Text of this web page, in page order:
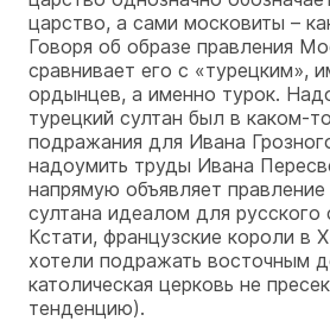
царство, а сами московиты –
Говоря об образе правления
сравнивает его с «турецким»,
ордынцев, а именно турок.
турецкий султан был в каком-
подражания для Ивана
надоумить труды Ивана
напрямую объявляет правление
султана идеалом для
Кстати, французские короли в
хотели подражать восточным
католическая церковь не
тенденцию).